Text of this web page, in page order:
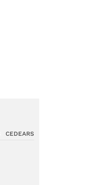
CEDEARS